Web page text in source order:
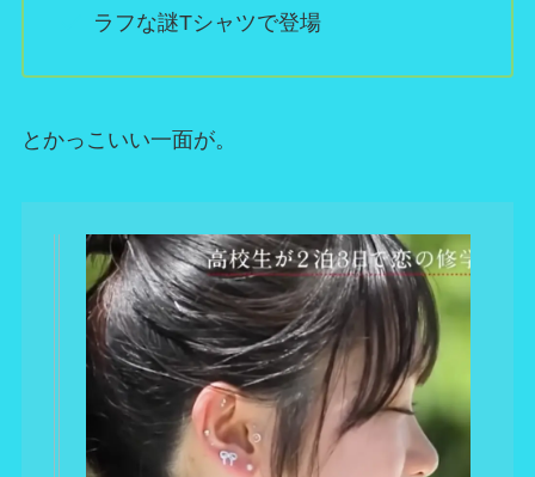
ラフな謎Tシャツで登場
とかっこいい一面が。